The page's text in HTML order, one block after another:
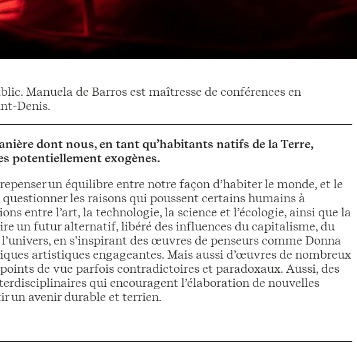
Manuela de Barros est maîtresse de conférences en
Denis.
dont nous, en tant qu’habitants natifs de la Terre,
potentiellement exogènes.
un équilibre entre notre façon d’habiter le monde, et le
les raisons qui poussent certains humains à
entre l’art, la technologie, la science et l’écologie, ainsi que la
un futur alternatif, libéré des influences du capitalisme, du
en s’inspirant des œuvres de penseurs comme Donna
artistiques engageantes. Mais aussi d’œuvres de nombreux
de vue parfois contradictoires et paradoxaux. Aussi, des
qui encouragent l’élaboration de nouvelles
un avenir durable et terrien.